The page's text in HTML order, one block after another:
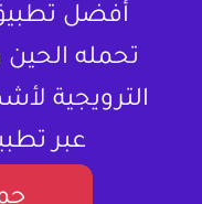
أفضل
تحمله
الترويجية
عبر